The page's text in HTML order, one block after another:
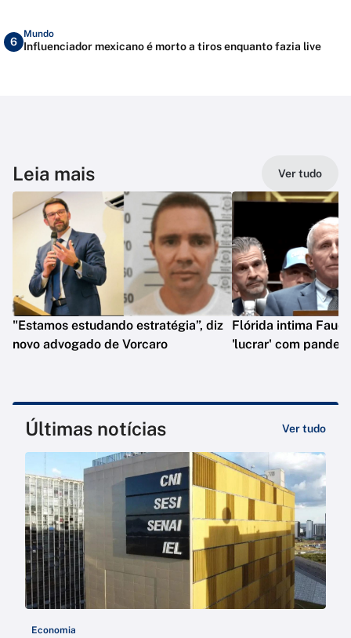
6
Mundo
Influenciador mexicano é morto a tiros enquanto fazia live
Leia mais Ver tudo
"Estamos estudando estratégia”, diz
novo advogado de Vorcaro
Flórida intima
'lucrar' com
Últimas notícias Ver tudo
Economia